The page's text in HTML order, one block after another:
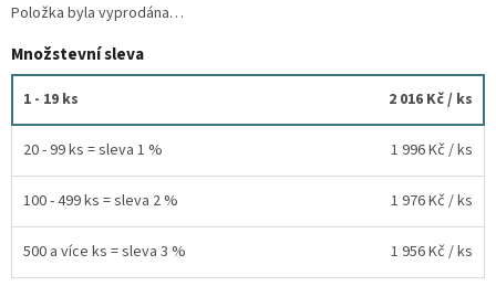
Položka byla vyprodána…
Množstevní sleva
1 - 19 ks 2 016 Kč/ ks
20 - 99 ks = sleva 1 % 1 996 Kč / ks
100 - 499 ks = sleva 2 % 1 976 Kč / ks
500 a více ks = sleva 3 % 1 956 Kč / ks